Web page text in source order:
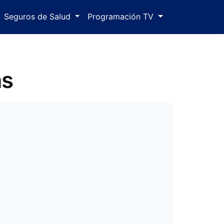
Seguros de Salud Programación TV